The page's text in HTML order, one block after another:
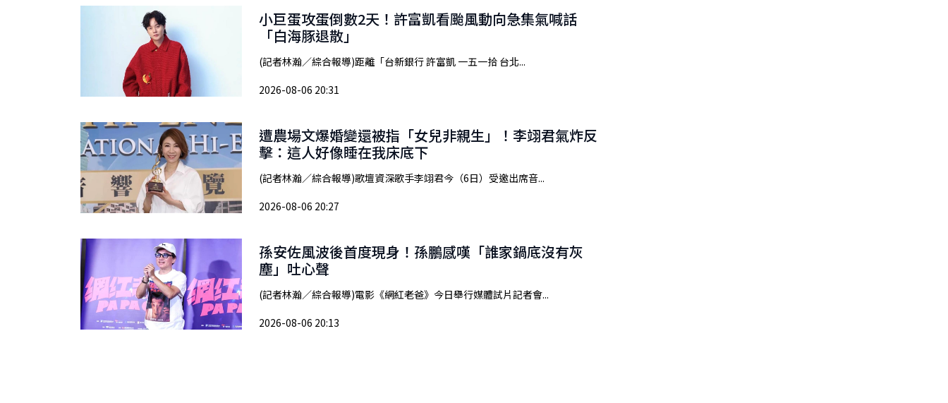
小巨蛋攻蛋倒數2天！許富凱看颱風動向急集氣喊話
「白海豚退散」
(記者林瀚／綜合報導)距離「台新銀行 許富凱 一五一拾 台北...
2026-08-06 20:31
遭農場文爆婚變還被指「女兒非親生」！李翊君氣炸反
擊：這人好像睡在我床底下
(記者林瀚／綜合報導)歌壇資深歌手李翊君今（6日）受邀出席音...
2026-08-06 20:27
孫安佐風波後首度現身！孫鵬感嘆「誰家鍋底沒有灰
塵」吐心聲
(記者林瀚／綜合報導)電影《網紅老爸》今日舉行媒體試片記者會...
2026-08-06 20:13